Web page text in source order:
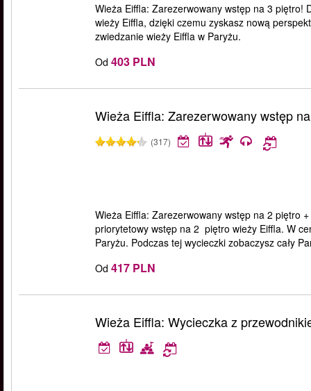
Wieża Eiffla: Zarezerwowany wstęp na 3 piętro!
wieży Eiffla, dzięki czemu zyskasz nową
zwiedzanie wieży Eiffla w Paryżu.
Od 403 PLN
Wieża Eiffla: Zarezerwowany wstęp
(317)
Wieża Eiffla: Zarezerwowany wstęp na 2 piętro
priorytetowy wstęp na 2 piętro wieży Eiffla. W
Paryżu. Podczas tej wycieczki zobaczysz cały
Od 417 PLN
Wieża Eiffla: Wycieczka z